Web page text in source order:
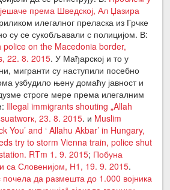
према Шведској, Ал Џазира
илегалног преласка из Грчке
су се сукобљавали с полицијом. В:
on the Macedonia border,
22. 8. 2015. У Мађарској и то у
мигранти су наступили посебно
узбудило њену домаћу јавност и
строге мере према илегалним
Illegal immigrants shouting „Allah
23. 8. 2015. и Muslim
You’ and ‘ Allahu Akbar’ in Hungary,
try to storm Vienna train, police shut
RTm 1. 9. 2015; Побуна
са Словенијом, Н1, 19. 9. 2015.
почела да размешта до 1.000 војника